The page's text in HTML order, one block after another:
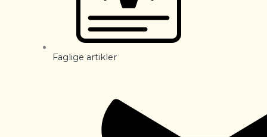
Faglige artikler